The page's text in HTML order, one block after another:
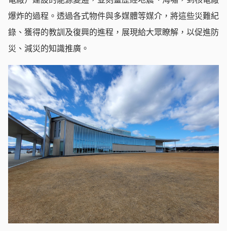
爆炸的過程。透過各式物件與多媒體等媒介，將這些災難紀
錄、獲得的教訓及復興的進程，展現給大眾瞭解，以促進防
災、減災的知識推廣。